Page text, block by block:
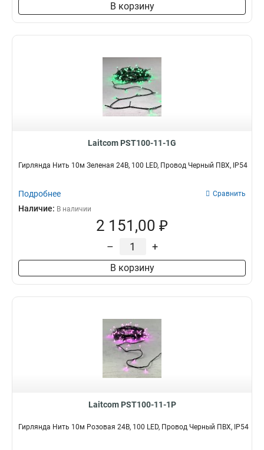
В корзину
Laitcom PST100-11-1G
Гирлянда Нить 10м Зеленая 24В, 100 LED, Провод Черный ПВХ, IP54
Подробнее Сравнить
Наличие: В наличии
2 151,00 ₽
– +
В корзину
Laitcom PST100-11-1P
Гирлянда Нить 10м Розовая 24В, 100 LED, Провод Черный ПВХ, IP54